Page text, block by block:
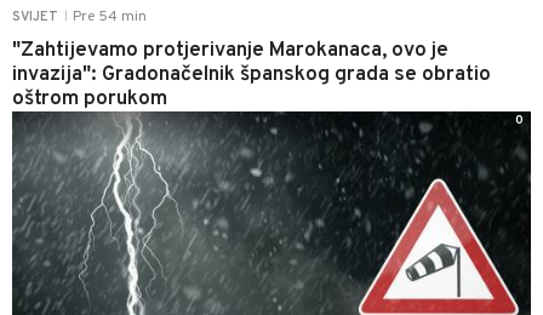
SVIJET Pre 54 min
"Zahtijevamo protjerivanje Marokanaca, ovo je
invazija": Gradonačelnik španskog grada se obratio
oštrom porukom
0